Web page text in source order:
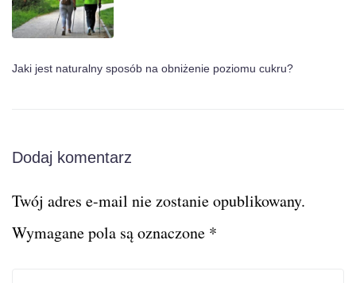
Jaki jest naturalny sposób na obniżenie poziomu cukru?
Dodaj komentarz
Twój adres e-mail nie zostanie opublikowany.
Wymagane pola są oznaczone *